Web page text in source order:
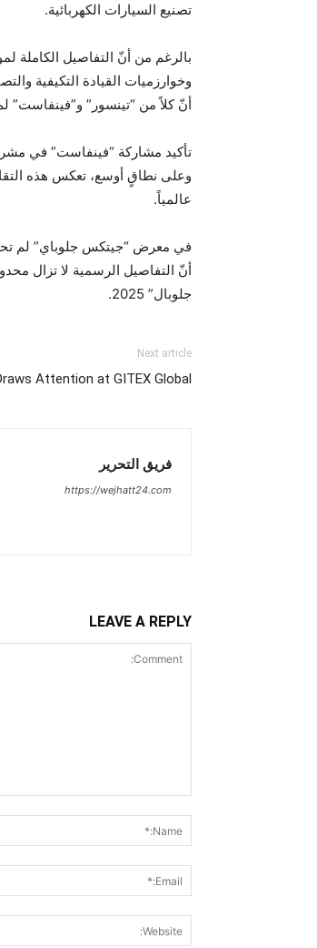
تصنيع السيارات الكهربائية.
بالرغم من أنّ التفاصيل الكاملة
أنّ كلاً من “تينسور” و”فينفاست”
تأكيد مشاركة “فينفاست” في
وعلى نطاقٍ أوسع، تعكس هذه
عالمياً.
جلوبال” 2025.
Next article
Attention at GITEX Global
فريق التحرير
https://wejhatt24.com
LEAVE A REPLY